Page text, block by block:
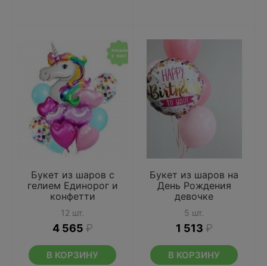
Букет из шаров с
гелием Единорог и
конфетти
12 шт.
4 565 ₽
В КОРЗИНУ
Букет из шаров на
День Рождения
девочке
5 шт.
1 513 ₽
В КОРЗИНУ